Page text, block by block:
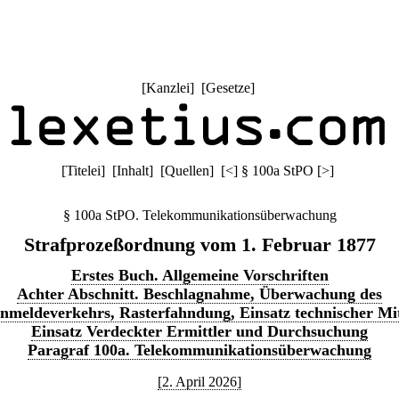
[Kanzlei] [Gesetze]
[Titelei] [Inhalt] [Quellen] [<] § 100a StPO [>]
§ 100a StPO. Telekommunikationsüberwachung
Strafprozeßordnung vom 1. Februar 1877
Erstes Buch. Allgemeine Vorschriften
Achter Abschnitt. Beschlagnahme, Überwachung des
Rasterfahndung, Einsatz technischer
Einsatz Verdeckter Ermittler und Durchsuchung
Paragraf 100a. Telekommunikationsüberwachung
[2. April 2026]